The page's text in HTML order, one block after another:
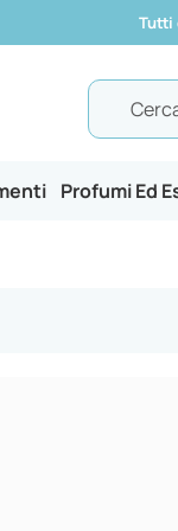
Tutti
Profumi Ed